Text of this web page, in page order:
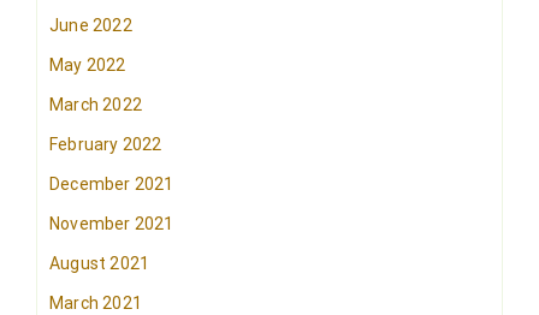
June 2022
May 2022
March 2022
February 2022
December 2021
November 2021
August 2021
March 2021